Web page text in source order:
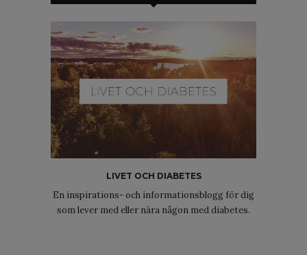
LIVET OCH DIABETES
En inspirations- och informationsblogg för dig
som lever med eller nära någon med diabetes.